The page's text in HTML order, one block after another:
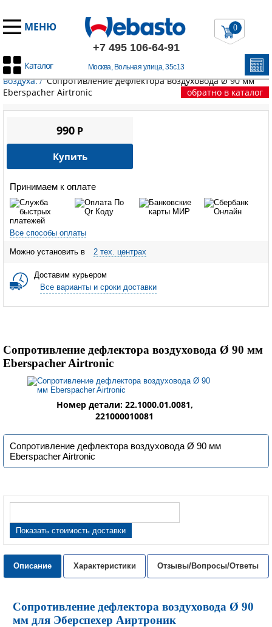
МЕНЮ
+7 495 106-64-91
Москва, Вольная улица, 35с13
Каталог
0
Главная / Запчасти Эберспехер/ Распределение горячего
воздуха./ Сопротивление дефлектора воздуховода Ø 90 мм
Eberspacher Airtronic
обратно в каталог
Принимаем к оплате
Все способы оплаты
Можно установить в 2 тех. центрах
Доставим курьером
Все варианты и сроки доставки
990 P
Купить
Сопротивление дефлектора воздуховода Ø 90 мм
Eberspacher Airtronic
Номер детали: 22.1000.01.0081,
221000010081
Сопротивление дефлектора воздуховода Ø 90 мм
Eberspacher Airtronic
Показать стоимость доставки
Описание Характеристики Отзывы/Вопросы/Ответы
Сопротивление дефлектора воздуховода Ø 90
мм для Эберспехер Аиртроник